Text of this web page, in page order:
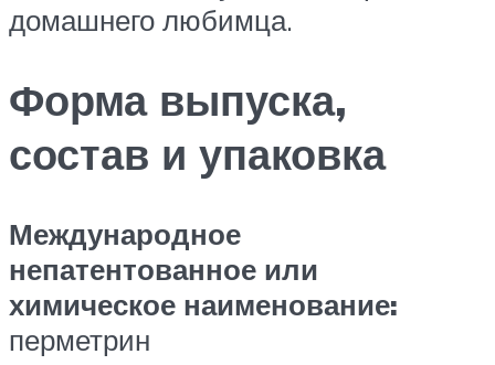
домашнего любимца.
Форма выпуска,
состав и упаковка
Международное
непатентованное или
химическое наименование:
перметрин